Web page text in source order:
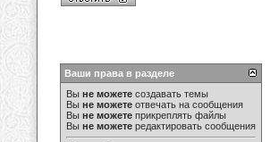
Ваши права в разделе
Вы не можете создавать темы
Вы не можете отвечать на сообщения
Вы не можете прикреплять файлы
Вы не можете редактировать сообщения